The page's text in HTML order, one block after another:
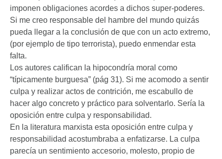
imponen obligaciones acordes a dichos super-poderes.
Si me creo responsable del hambre del mundo quizás
pueda llegar a la conclusión de que con un acto extremo,
(por ejemplo de tipo terrorista), puedo enmendar esta
falta.
Los autores califican la hipocondría moral como
“típicamente burguesa” (pág 31). Si me acomodo a sentir
culpa y realizar actos de contrición, me escabullo de
hacer algo concreto y práctico para solventarlo. Sería la
oposición entre culpa y responsabilidad.
En la literatura marxista esta oposición entre culpa y
responsabilidad acostumbraba a enfatizarse. La culpa
parecía un sentimiento accesorio, molesto, propio de